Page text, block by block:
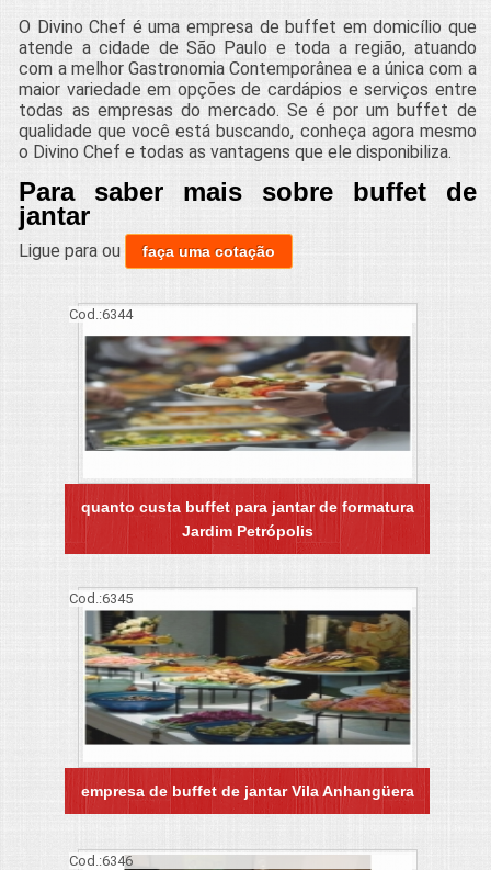
O Divino Chef é uma empresa de buffet em domicílio que
atende a cidade de São Paulo e toda a região, atuando
com a melhor Gastronomia Contemporânea e a única com a
maior variedade em opções de cardápios e serviços entre
todas as empresas do mercado. Se é por um buffet de
qualidade que você está buscando, conheça agora mesmo
o Divino Chef e todas as vantagens que ele disponibiliza.
Para saber mais sobre buffet de
jantar
Ligue paraou faça uma cotação
Cod.:6344
quanto custa buffet para jantar de formatura
Jardim Petrópolis
Cod.:6345
empresa de buffet de jantar Vila Anhangüera
Cod.:6346